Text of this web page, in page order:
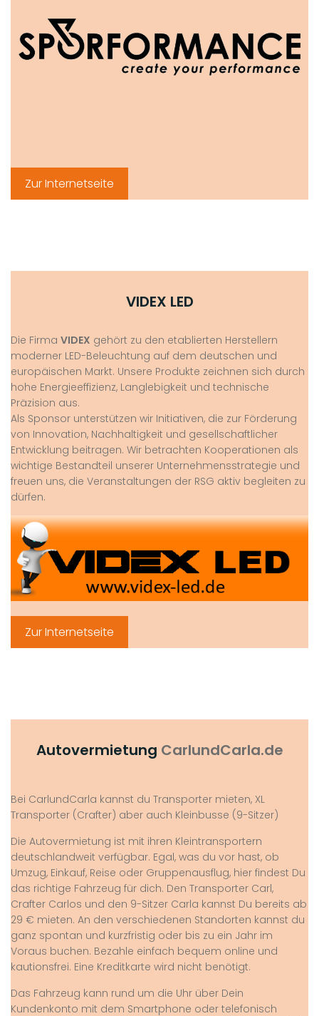
Zur Internetseite
VIDEX LED
Die Firma VIDEX gehört zu den etablierten Herstellern
moderner LED-Beleuchtung auf dem deutschen und
europäischen Markt. Unsere Produkte zeichnen sich durch
hohe Energieeffizienz, Langlebigkeit und technische
Präzision aus.
Als Sponsor unterstützen wir Initiativen, die zur Förderung
von Innovation, Nachhaltigkeit und gesellschaftlicher
Entwicklung beitragen. Wir betrachten Kooperationen als
wichtige Bestandteil unserer Unternehmensstrategie und
freuen uns, die Veranstaltungen der RSG aktiv begleiten zu
dürfen.
Zur Internetseite
Autovermietung CarlundCarla.de
Bei CarlundCarla kannst du Transporter mieten, XL
Transporter (Crafter) aber auch Kleinbusse (9-Sitzer)
Die Autovermietung ist mit ihren Kleintransportern
deutschlandweit verfügbar. Egal, was du vor hast, ob
Umzug, Einkauf, Reise oder Gruppenausflug, hier findest Du
das richtige Fahrzeug für dich. Den Transporter Carl,
Crafter Carlos und den 9-Sitzer Carla kannst Du bereits ab
29 € mieten. An den verschiedenen Standorten kannst du
ganz spontan und kurzfristig oder bis zu ein Jahr im
Voraus buchen. Bezahle einfach bequem online und
kautionsfrei. Eine Kreditkarte wird nicht benötigt.
Das Fahrzeug kann rund um die Uhr über Dein
Kundenkonto mit dem Smartphone oder telefonisch